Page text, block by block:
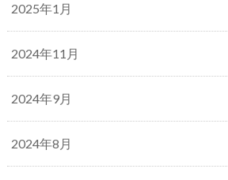
2025年1月
2024年11月
2024年9月
2024年8月